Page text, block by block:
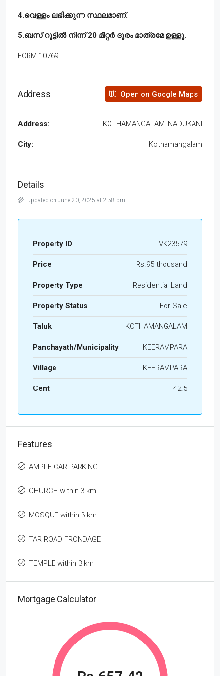
4.വെള്ളം ലഭിക്കുന്ന സ്ഥലമാണ്.
5.ബസ് റൂട്ടിൽ നിന്ന് 20 മീറ്റർ ദൂരം മാത്രമേ ഉള്ളൂ.
FORM 10769
Address Open on Google Maps
Address: KOTHAMANGALAM, NADUKANI
City: Kothamangalam
Details
Updated on June 20, 2025 at 2:58 pm
Property ID VK23579
Price Rs.95 thousand
Property Type Residential Land
Property Status For Sale
Taluk KOTHAMANGALAM
Panchayath/Municipality KEERAMPARA
Village KEERAMPARA
Cent 42.5
Features
AMPLE CAR PARKING
CHURCH within 3 km
MOSQUE within 3 km
TAR ROAD FRONDAGE
TEMPLE within 3 km
Mortgage Calculator